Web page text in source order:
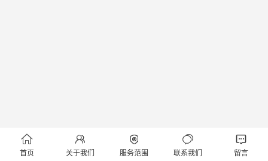

首页

关于我们

服务范围

联系我们

留言